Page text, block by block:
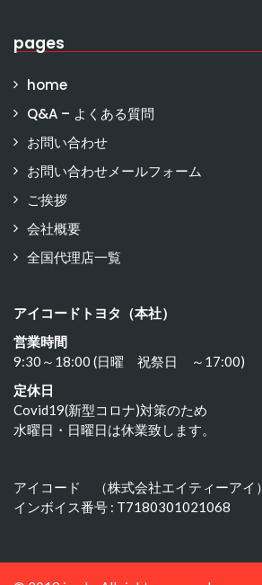
pages
home
Q&A – よくある質問
お問い合わせ
お問い合わせメールフォーム
ご挨拶
会社概要
全国代理店一覧
アイコードトヨタ（本社）
営業時間
9:30～18:00 (日曜 祝祭日 ～17:00)
定休日
Covid19(新型コロナ)対策のため
水曜日・日曜日は休業致します。
アイコード （株式会社エイティーアイ）
インボイス番号 : T7180301021068